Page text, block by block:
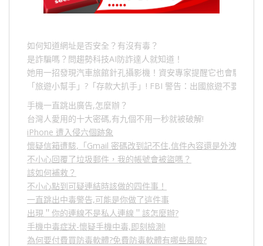
如何知道網址是否安全？有沒有毒？
是詐騙嗎？問趨勢科技AI防詐達人就知道！
她用一招發現汽車旅館針孔攝影機！資安專家提醒它也會駭人成
「旅遊小幫手」 ? 「存款大扒手」 ! FBI 警告：出國旅遊不要做的
手機一直跳出廣告,怎麼辦？
台灣人愛用的十大密碼,有九個不用一秒就被破解!
iPhone 遭入侵六個跡象
懷疑信箱遭駭,「Gmail 密碼改到記不住,信件內容還是外洩？」,
不小心回覆了垃圾郵件，我的帳號會被盜嗎？
該如何補救？
不小心點到可疑連結時該做的四件事！
一直跳出中毒警告,可能是你做了這件事
出現＂你的連線不是私人連線＂該怎麼辦?
手機中毒症狀-懷疑手機中毒,即刻檢測!
為何要付費買防毒軟體?免費防毒軟體有哪些風險?